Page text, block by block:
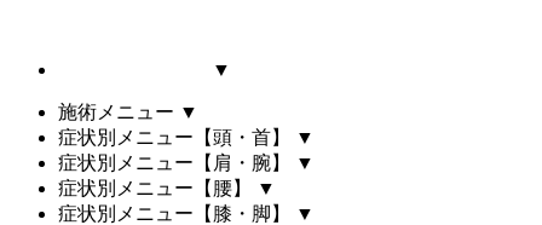
▼
施術メニュー ▼
症状別メニュー【頭・首】
▼
症状別メニュー【肩・腕】
▼
症状別メニュー【腰】
▼
症状別メニュー【膝・脚】
▼